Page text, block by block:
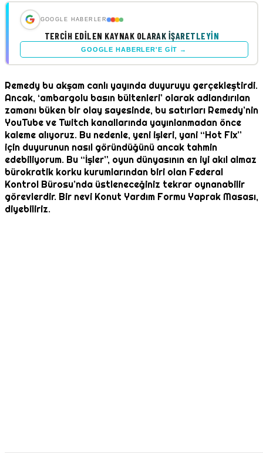
GOOGLE HABERLER
TERCIH EDILEN KAYNAK OLARAK İŞARETLEYIN
GOOGLE HABERLER'E GIT →
Remedy bu akşam canlı yayında duyuruyu gerçekleştirdi.
Ancak, ‘ambargolu basın bültenleri’ olarak adlandırılan
zamanı büken bir olay sayesinde, bu satırları Remedy’nin
YouTube ve Twitch kanallarında yayınlanmadan önce
kaleme alıyoruz. Bu nedenle, yeni işleri, yani “Hot Fix”
için duyurunun nasıl göründüğünü ancak tahmin
edebiliyorum. Bu “İşler”, oyun dünyasının en iyi akıl almaz
bürokratik korku kurumlarından biri olan Federal
Kontrol Bürosu’nda üstleneceğiniz tekrar oynanabilir
görevlerdir. Bir nevi Konut Yardım Formu Yaprak Masası,
diyebiliriz.